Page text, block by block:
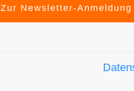
Zur Newsletter-Anmeldung